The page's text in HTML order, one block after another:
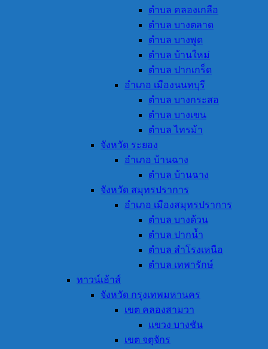
ตำบล คลองเกลือ
ตำบล บางตลาด
ตำบล บางพูด
ตำบล บ้านใหม่
ตำบล ปากเกร็ด
อำเภอ เมืองนนทบุรี
ตำบล บางกระสอ
ตำบล บางเขน
ตำบล ไทรม้า
จังหวัด ระยอง
อำเภอ บ้านฉาง
ตำบล บ้านฉาง
จังหวัด สมุทรปราการ
อำเภอ เมืองสมุทรปราการ
ตำบล บางด้วน
ตำบล ปากน้ำ
ตำบล สำโรงเหนือ
ตำบล เทพารักษ์
ทาวน์เฮ้าส์
จังหวัด กรุงเทพมหานคร
เขต คลองสามวา
แขวง บางชัน
เขต จตุจักร